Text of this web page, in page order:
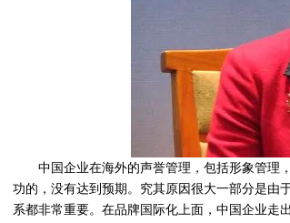
中国企业在海外的声誉管理，包括形象管理
功的，没有达到预期。究其原因很大一部分是由
系都非常重要。在品牌国际化上面，中国企业走